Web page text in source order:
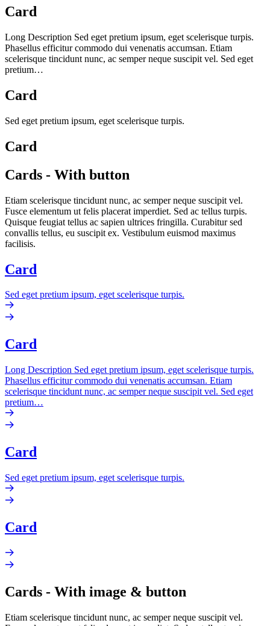
Card
Long Description Sed eget pretium ipsum, eget scelerisque turpis.
Phasellus efficitur commodo dui venenatis accumsan. Etiam
scelerisque tincidunt nunc, ac semper neque suscipit vel. Sed eget
pretium…
Card
Sed eget pretium ipsum, eget scelerisque turpis.
Card
Cards - With button
Etiam scelerisque tincidunt nunc, ac semper neque suscipit vel.
Fusce elementum ut felis placerat imperdiet. Sed ac tellus turpis.
Quisque feugiat tellus ac sapien ultrices fringilla. Curabitur sed
convallis tellus, eu suscipit ex. Vestibulum euismod maximus
facilisis.
Card
Sed eget pretium ipsum, eget scelerisque turpis.
Card
Long Description Sed eget pretium ipsum, eget scelerisque turpis.
Phasellus efficitur commodo dui venenatis accumsan. Etiam
scelerisque tincidunt nunc, ac semper neque suscipit vel. Sed eget
pretium…
Card
Sed eget pretium ipsum, eget scelerisque turpis.
Card
Cards - With image & button
Etiam scelerisque tincidunt nunc, ac semper neque suscipit vel.